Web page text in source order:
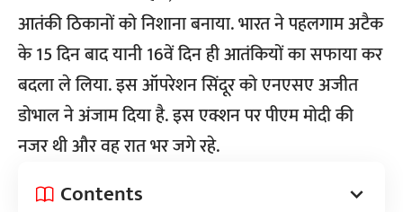
आतंकी ठिकानों को निशाना बनाया. भारत ने पहलगाम अटैक
के 15 दिन बाद यानी 16वें दिन ही आतंकियों का सफाया कर
बदला ले लिया. इस ऑपरेशन सिंदूर को एनएसए अजीत
डोभाल ने अंजाम दिया है. इस एक्शन पर पीएम मोदी की
नजर थी और वह रात भर जगे रहे.
Contents